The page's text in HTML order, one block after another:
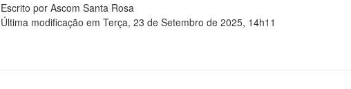
Escrito por Ascom Santa Rosa
Última modificação em Terça, 23 de Setembro de 2025, 14h11